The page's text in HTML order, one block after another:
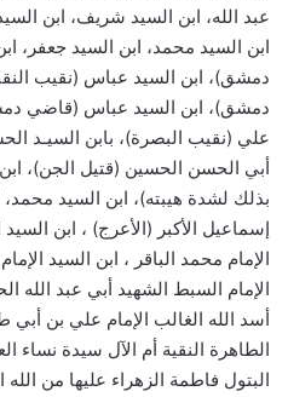
عبد الله، ابن السيد شريف، ابن
ابن السيد محمد، ابن السيد جعفر،
دمشق)، ابن السيد عباس (نقيب
دمشق)، ابن السيد عباس (قاضي
علي (نقيب البصرة)، بابن السيـد
أبي الحسن الحسين (قتيل الجن)،
بذلك لشدة هيبته)، ابن السيد محمد،
إسماعيل الأكبر (الأعرج) ، ابن
الإمام محمد الباقر ، ابن السيد
الإمام السبط الشهيد أبي عبد الله
أسد الله الغالب الإمام علي بن
الطاهرة النقية أم الآل سيدة نساء
البتول فاطمة الزهراء عليها من